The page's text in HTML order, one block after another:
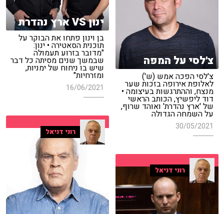
ינון VS ארץ נהדרת
בן וינון פתחו את הבוקר על
תוכנית הסאטירה • ינון:
"מדובר בזרוע תעמולה
שבמשך שנים מסיתה כל דבר
שיש בו ניחוח של ימניות,
ומזרחיות"
16/06/2021
צ'לסי על המפה
צ'לסי הפכה אמש (ש')
לאלופת אירופה בזכות שער
מנצח, וההתרגשות בעיצומה •
דוד ליפשיץ, הכותב הראשי
של 'ארץ נהדרת' ואוהד שרוף,
על השמחה הגדולה
30/05/2021
רוני דניאל
רוני דניאל